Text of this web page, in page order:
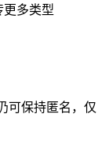
更多类型
可保持匿名，仅